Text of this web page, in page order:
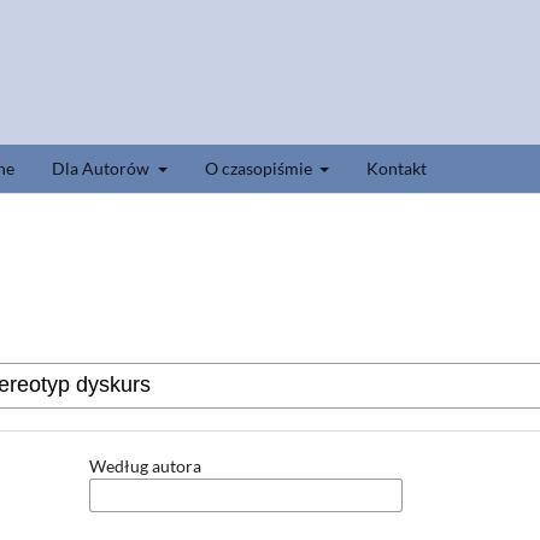
Dla Autorów O czasopiśmie Kontakt
Według autora